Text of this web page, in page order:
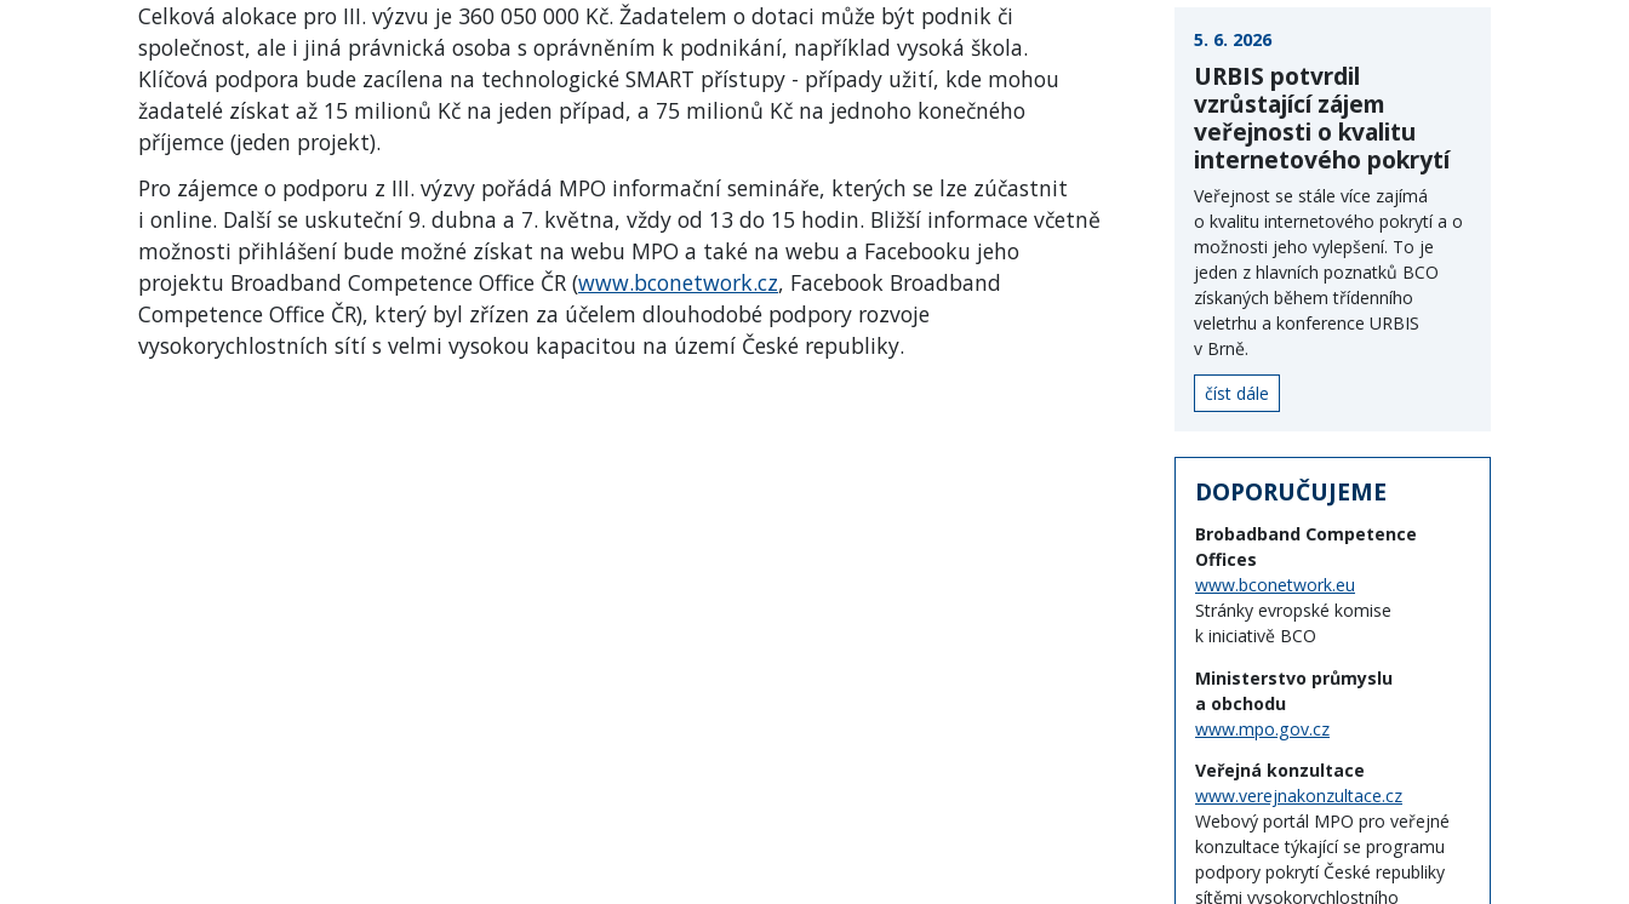
Celková alokace pro III. výzvu je 360 050 000 Kč. Žadatelem o dotaci může být podnik či
společnost, ale i jiná právnická osoba s oprávněním k podnikání, například vysoká škola.
Klíčová podpora bude zacílena na technologické SMART přístupy - případy užití, kde mohou
žadatelé získat až 15 milionů Kč na jeden případ, a 75 milionů Kč na jednoho konečného
příjemce (jeden projekt).
Pro zájemce o podporu z III. výzvy pořádá MPO informační semináře, kterých se lze zúčastnit
i online. Další se uskuteční 9. dubna a 7. května, vždy od 13 do 15 hodin. Bližší informace včetně
možnosti přihlášení bude možné získat na webu MPO a také na webu a Facebooku jeho
projektu Broadband Competence Office ČR (www.bconetwork.cz, Facebook Broadband
Competence Office ČR), který byl zřízen za účelem dlouhodobé podpory rozvoje
vysokorychlostních sítí s velmi vysokou kapacitou na území České republiky.
5. 6. 2026
URBIS potvrdil
vzrůstající zájem
veřejnosti o kvalitu
internetového pokrytí
Veřejnost se stále více zajímá
o kvalitu internetového pokrytí a o
možnosti jeho vylepšení. To je
jeden z hlavních poznatků BCO
získaných během třídenního
veletrhu a konference URBIS
v Brně.
číst dále
DOPORUČUJEME
Brobadband Competence
Offices
www.bconetwork.eu
Stránky evropské komise
k iniciativě BCO
Ministerstvo průmyslu
a obchodu
www.mpo.gov.cz
Veřejná konzultace
www.verejnakonzultace.cz
Webový portál MPO pro veřejné
konzultace týkající se programu
podpory pokrytí České republiky
sítěmi vysokorychlostního